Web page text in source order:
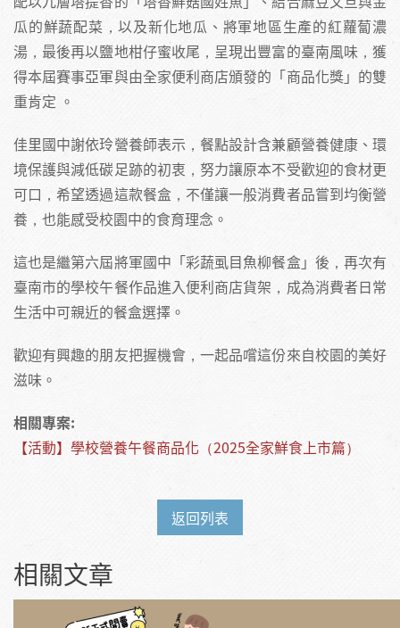
瓜的鮮蔬配菜，以及新化地瓜、將軍地區生產的紅蘿蔔濃
湯，最後再以鹽地柑仔蜜收尾，呈現出豐富的臺南風味，獲
得本屆賽事亞軍與由全家便利商店頒發的「商品化獎」的雙
重肯定 。
佳里國中謝依玲營養師表示，餐點設計含兼顧營養健康、環
境保護與減低碳足跡的初衷，努力讓原本不受歡迎的食材更
可口，希望透過這款餐盒，不僅讓一般消費者品嘗到均衡營
養，也能感受校園中的食育理念。
這也是繼第六屆將軍國中「彩蔬虱目魚柳餐盒」後，再次有
臺南市的學校午餐作品進入便利商店貨架，成為消費者日常
生活中可親近的餐盒選擇。
歡迎有興趣的朋友把握機會，一起品嚐這份來自校園的美好
滋味。
相關專案:
【活動】學校營養午餐商品化（2025全家鮮食上市篇）
返回列表
相關文章